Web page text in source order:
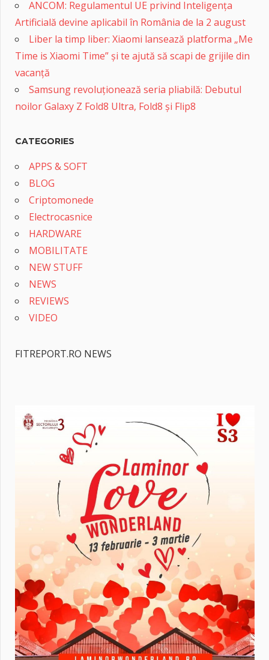
ANCOM: Regulamentul UE privind Inteligența
Artificială devine aplicabil în România de la 2 august
Liber la timp liber: Xiaomi lansează platforma „Me
Time is Xiaomi Time” și te ajută să scapi de grijile din
vacanță
Samsung revoluționează seria pliabilă: Debutul
noilor Galaxy Z Fold8 Ultra, Fold8 și Flip8
CATEGORIES
APPS & SOFT
BLOG
Criptomonede
Electrocasnice
HARDWARE
MOBILITATE
NEW STUFF
NEWS
REVIEWS
VIDEO
FITREPORT.RO NEWS